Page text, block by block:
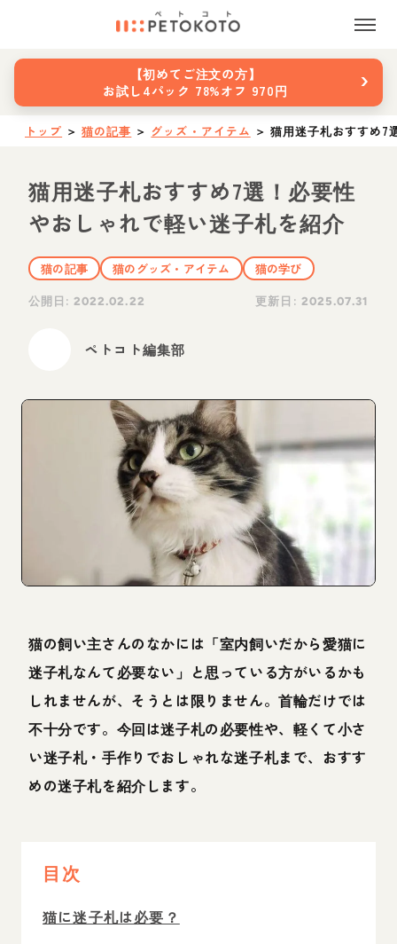
【初めてご注文の方】
お試し4パック 78%オフ 970円
›
トップ ＞ 猫の記事 ＞ グッズ・アイテム ＞ 猫用迷子札おすすめ7
猫用迷子札おすすめ7選！必要性
やおしゃれで軽い迷子札を紹介
猫の記事 猫のグッズ・アイテム
猫の学び
公開日:2022.02.22 更新日: 2025.07.31
ペトコト編集部
猫の飼い主さんのなかには「室内飼いだから愛猫に
迷子札なんて必要ない」と思っている方がいるかも
しれませんが、そうとは限りません。首輪だけでは
不十分です。今回は迷子札の必要性や、軽くて小さ
い迷子札・手作りでおしゃれな迷子札まで、おすす
めの迷子札を紹介します。
目次
猫に迷子札は必要？